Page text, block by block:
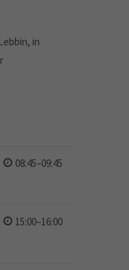
in
08:45–09:45
15:00–16:00